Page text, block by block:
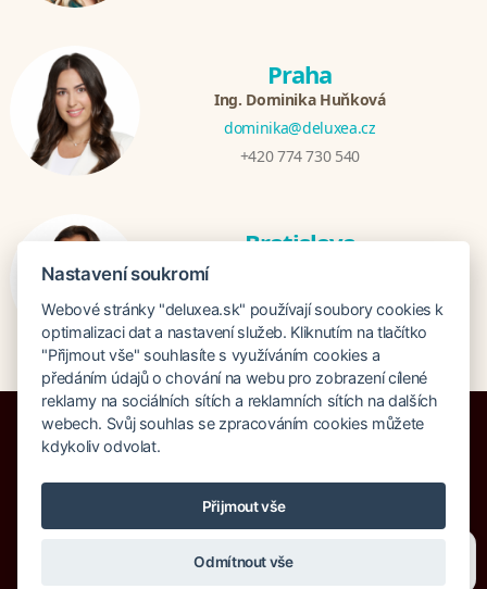
Praha
Ing. Dominika Huňková
dominika@deluxea.cz
+420 774 730 540
Bratislava
+421 915 647 333
Poistenie proti úpadku 1 505 000 EUR
Nastavení soukromí
Webové stránky "deluxea.sk" používají soubory cookies k
optimalizaci dat a nastavení služeb. Kliknutím na tlačítko
"Přijmout vše" souhlasíte s využíváním cookies a
předáním údajů o chování na webu pro zobrazení cílené
reklamy na sociálních sítích a reklamních sítích na dalších
webech. Svůj souhlas se zpracováním cookies můžete
kdykoliv odvolat.
Přijmout vše
Odmítnout vše
Potřebujete poradit? Zeptejte se našeho asistenta
Chettyho.